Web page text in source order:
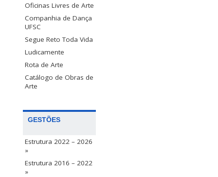
Oficinas Livres de Arte
Companhia de Dança
UFSC
Segue Reto Toda Vida
Ludicamente
Rota de Arte
Catálogo de Obras de
Arte
GESTÕES
Estrutura 2022 – 2026
»
Estrutura 2016 – 2022
»